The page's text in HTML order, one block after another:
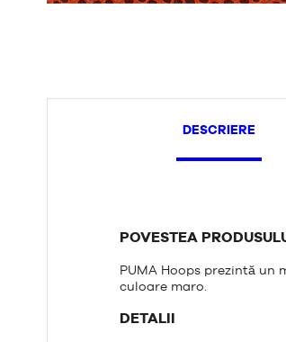
DESCRIERE
POVESTEA
PUMA Hoops prezintă un
culoare maro.
DETALII